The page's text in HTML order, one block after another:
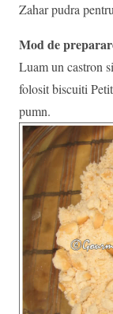
Zahar pudra
Mod de
Luam un castron
folosit biscuiti
pumn.